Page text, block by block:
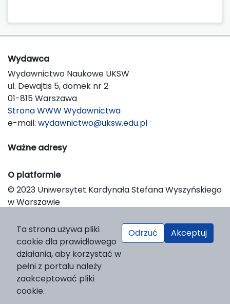
Wydawca
Wydawnictwo Naukowe UKSW
ul. Dewajtis 5, domek nr 2
01-815 Warszawa
Strona WWW Wydawnictwa
e-mail: wydawnictwo@uksw.edu.pl
Ważne adresy
O platformie
© 2023 Uniwersytet Kardynała Stefana Wyszyńskiego
w Warszawie
Platform & Workflow by OJS/PKP
Ta strona używa pliki
cookie dla prawidłowego
działania, aby korzystać w
pełni z portalu należy
zaakceptować pliki
cookie.
Odrzuć Akceptuj